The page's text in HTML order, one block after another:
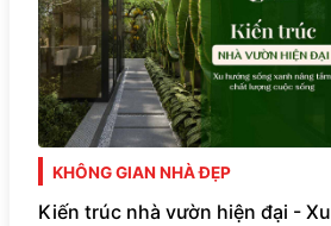
KHÔNG GIAN NHÀ ĐẸP
Kiến trúc nhà vườn hiện đại - Xu